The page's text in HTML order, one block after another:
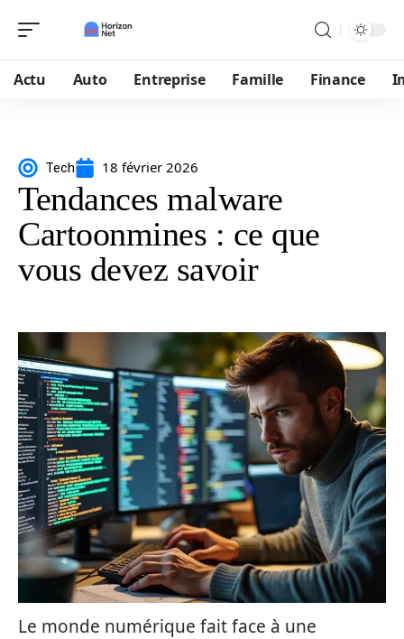
Actu Auto Entreprise Famille Finance
Tech 18 février 2026
Tendances malware
Cartoonmines : ce que
vous devez savoir
Le monde numérique fait face à une